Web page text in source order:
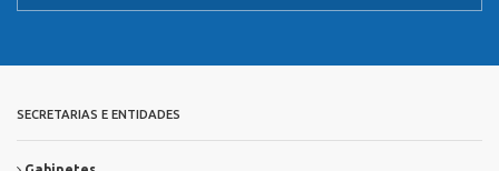
SECRETARIAS E ENTIDADES